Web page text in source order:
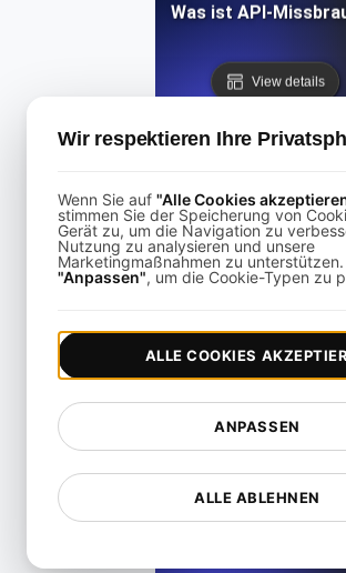
Was ist API-
View details
Was ist API-
Wir respektieren Ihre
Wenn Sie auf "Alle Cookies
stimmen Sie der Speicherung von
Gerät zu, um die Navigation zu
Nutzung zu analysieren und unsere
Marketingmaßnahmen zu
"Anpassen", um die Cookie-Typen zu
ALLE ABLEHNEN
ANPASSEN
ALLE COOKIES